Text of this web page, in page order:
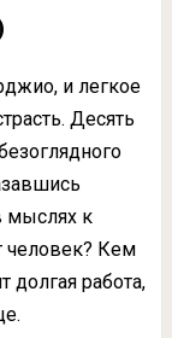
и легкое
Десять
мыслях к
человек? Кем
долгая работа,